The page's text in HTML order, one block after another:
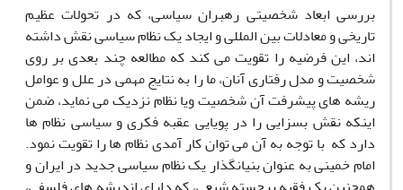
بررسی ابعاد شخصیتی رهبران سیاسی، که در تحولات عظیم
تاریخی و معادلات بین المللی و ایجاد یک نظام سیاسی نقش داشته
اند، این فرضیه را تقویت می کند که مطالعه چند بعدی بر روی
شخصیت و مدل رفتاری آنان، ما را به نتایج مهمی در علل و عوامل
ریشه های پیشرفت آن شخصیت ویا نظام نزدیک می نماید، ضمن
اینکه نقش بسزایی را در پویایی عقبه فکری و سیاسی نظام ها
دارد که با توجه به آن می توان کار آمدی نظام ها را تقویت نمود.
امام خمینی به عنوان بنیانگذار یک نظام سیاسی جدید در ایران و